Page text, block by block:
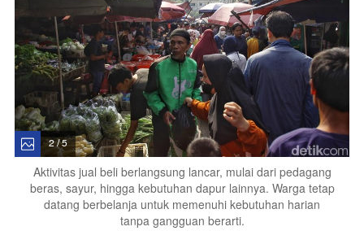
2 / 5
Aktivitas jual beli berlangsung lancar, mulai dari pedagang
beras, sayur, hingga kebutuhan dapur lainnya. Warga tetap
datang berbelanja untuk memenuhi kebutuhan harian
tanpa gangguan berarti.